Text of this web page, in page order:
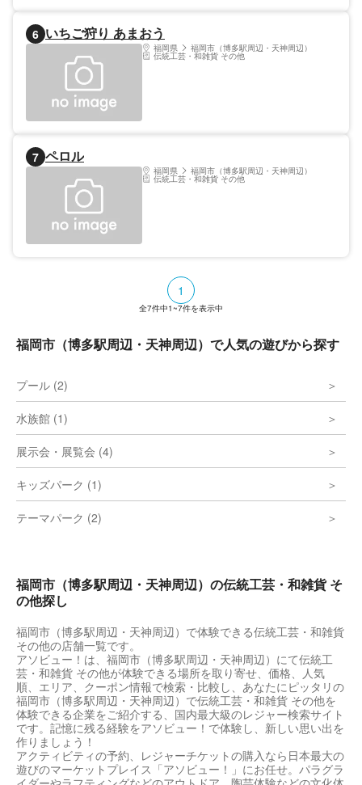
6 いちご狩り あまおう
福岡県 福岡市（博多駅周辺・天神周辺）
伝統工芸・和雑貨 その他
7 ペロル
福岡県 福岡市（博多駅周辺・天神周辺）
伝統工芸・和雑貨 その他
1
全7件中1~7件を表示中
福岡市（博多駅周辺・天神周辺）で人気の遊びから探す
プール (2)
水族館 (1)
展示会・展覧会 (4)
キッズパーク (1)
テーマパーク (2)
福岡市（博多駅周辺・天神周辺）の伝統工芸・和雑貨 そ
の他探し
福岡市（博多駅周辺・天神周辺）で体験できる伝統工芸・和雑貨
その他の店舗一覧です。
アソビュー！は、福岡市（博多駅周辺・天神周辺）にて伝統工
芸・和雑貨 その他が体験できる場所を取り寄せ、価格、人気
順、エリア、クーポン情報で検索・比較し、あなたにピッタリの
福岡市（博多駅周辺・天神周辺）で伝統工芸・和雑貨 その他を
体験できる企業をご紹介する、国内最大級のレジャー検索サイト
です。記憶に残る経験をアソビュー！で体験し、新しい思い出を
作りましょう！
アクティビティの予約、レジャーチケットの購入なら日本最大の
遊びのマーケットプレイス「アソビュー！」にお任せ。パラグラ